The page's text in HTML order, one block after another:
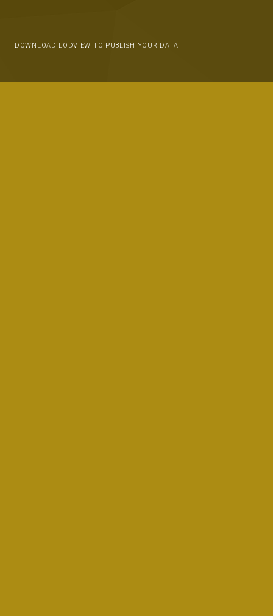
DOWNLOAD LODVIEW TO PUBLISH YOUR DATA